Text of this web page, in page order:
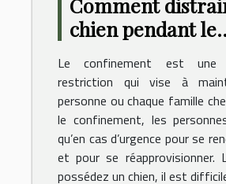
chien pendant le
Le confinement est une
restriction qui vise à
personne ou chaque famille
le confinement, les
qu’en cas d’urgence pour se
et pour se réapprovisionner.
possédez un chien, il est